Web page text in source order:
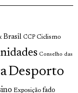
Brasil CCP Ciclismo
Conselho das
Desporto
Exposição fado